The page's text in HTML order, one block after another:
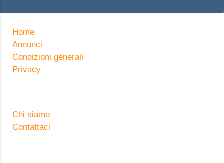
Home
Annunci
Condizioni generali
Privacy
Chi siamo
Contattaci